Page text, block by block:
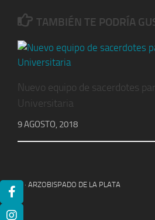
TAMBIÉN TE PODRÍA
Nuevo equipo de sacerdotes
Universitaria
9 AGOSTO, 2018
© 2026 · ARZOBISPADO DE LA PLATA